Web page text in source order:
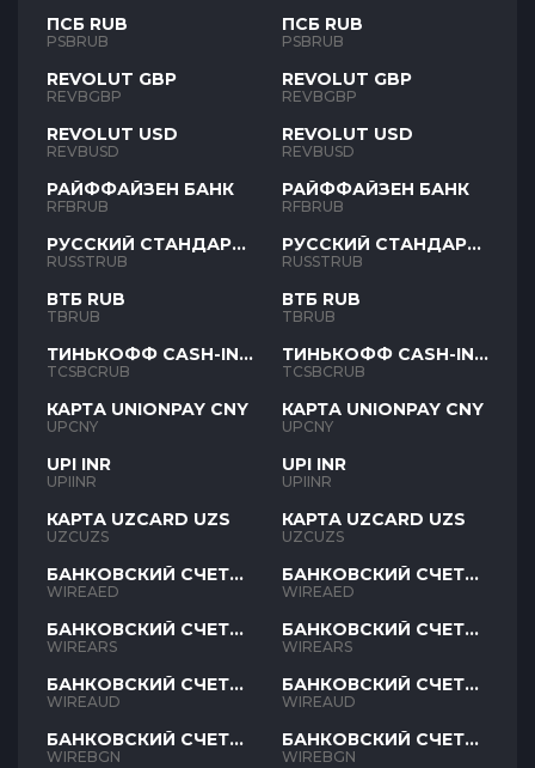
ПСБ RUB
PSBRUB
REVOLUT GBP
REVBGBP
REVOLUT USD
REVBUSD
РАЙФФАЙЗЕН БАНК
RFBRUB
РУССКИЙ СТАНДАРТ
RUB
RUSSTRUB
ВТБ RUB
TBRUB
ТИНЬКОФФ CASH-IN
RUB
TCSBCRUB
КАРТА UNIONPAY CNY
UPCNY
UPI INR
UPIINR
КАРТА UZCARD UZS
UZCUZS
БАНКОВСКИЙ СЧЕТ
AED
WIREAED
БАНКОВСКИЙ СЧЕТ
ARS
WIREARS
БАНКОВСКИЙ СЧЕТ
AUD
WIREAUD
БАНКОВСКИЙ СЧЕТ
BGN
WIREBGN
ПСБ RUB
PSBRUB
REVOLUT GBP
REVBGBP
REVOLUT USD
REVBUSD
РАЙФФАЙЗЕН БАНК
RFBRUB
РУССКИЙ СТАНДАРТ
RUB
RUSSTRUB
ВТБ RUB
TBRUB
ТИНЬКОФФ CASH-IN
RUB
TCSBCRUB
КАРТА UNIONPAY CNY
UPCNY
UPI INR
UPIINR
КАРТА UZCARD UZS
UZCUZS
БАНКОВСКИЙ СЧЕТ
AED
WIREAED
БАНКОВСКИЙ СЧЕТ
ARS
WIREARS
БАНКОВСКИЙ СЧЕТ
AUD
WIREAUD
БАНКОВСКИЙ СЧЕТ
BGN
WIREBGN